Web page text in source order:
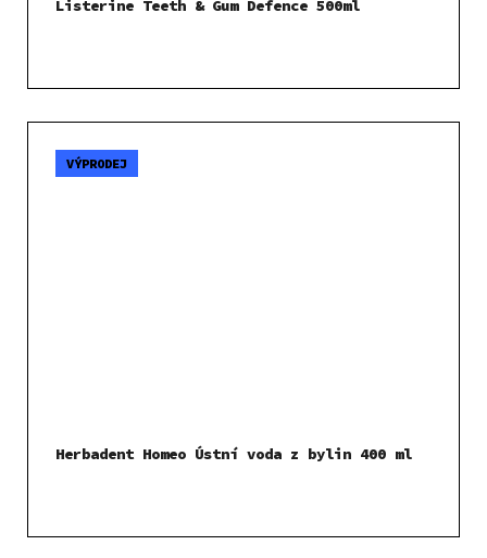
Listerine Teeth & Gum Defence 500ml
VÝPRODEJ
Herbadent Homeo Ústní voda z bylin 400 ml